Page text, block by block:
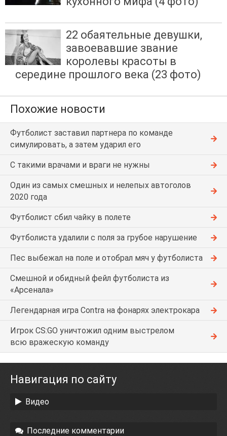
22 обаятельные девушки,
завоевавшие звание
королевы красоты в
середине прошлого века (23 фото)
Похожие новости
Футболист заставил партнера по команде
симулировать, а затем ударил его
С такими врачами и враги не нужны
Один из самых смешных и нелепых автоголов
2020 года
Футболист сбил чайку в полете
Футболиста удалили с поля за грубое нарушение
Пес выбежал на поле и отобрал мяч у футболиста
Смешной и обидный фейл футболиста из
«Арсенала»
Легендарная игра Contra на фонарях электрокара
Игрок CS:GO уничтожил одним выстрелом
всю вражескую команду
Навигация по сайту
Видео
Последние комментарии